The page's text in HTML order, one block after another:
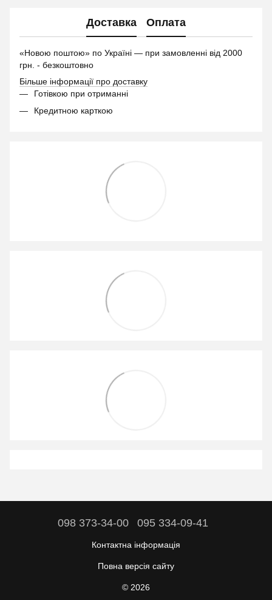
Доставка Оплата
«Новою поштою» по Україні — при замовленні від 2000
грн. - безкоштовно
Більше інформації про доставку
Готівкою при отриманні
Кредитною карткою
098 373-34-00 095 334-09-41
Контактна інформація
Повна версія сайту
© 2026